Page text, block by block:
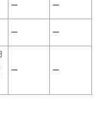
ー ー
ー ー
ー ー